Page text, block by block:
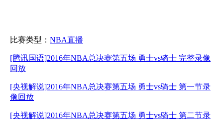
比赛类型： NBA直播
[腾讯国语]2016年NBA总决赛第五场 勇士vs骑士 完整录像
回放
[央视解说]2016年NBA总决赛第五场 勇士vs骑士 第一节录
像回放
[央视解说]2016年NBA总决赛第五场 勇士vs骑士 第二节录